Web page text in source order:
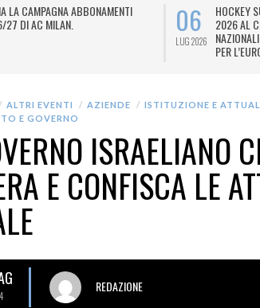
LA CAMPAGNA ABBONAMENTI
DI AC MILAN.
06
LUG 2026
HOCKEY
2026 AL
PER
ALTRI EVENTI AZIENDE ISTITUZIONE E
E GOVERNO
ISRAELIANO
E CONFISCA LE
REDAZIONE